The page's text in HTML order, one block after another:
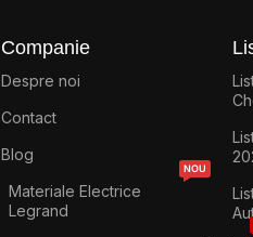
Companie
Despre noi
Contact
Blog
Materiale Electrice
Legrand
NOU